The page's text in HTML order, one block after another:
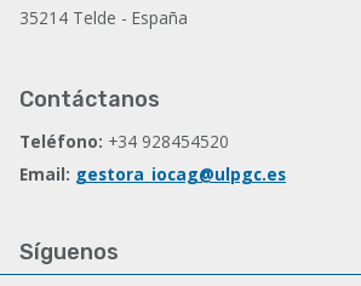
35214 Telde - España
Contáctanos
Teléfono: +34 928454520
Email: gestora_iocag@ulpgc.es
Síguenos